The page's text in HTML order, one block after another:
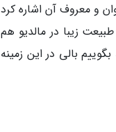
و معروف آن اشاره کرد
طبیعت زیبا در مالدیو هم
بالی در این زمینه